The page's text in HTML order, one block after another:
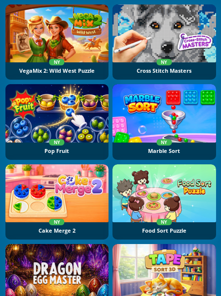
NY
VegaMix 2: Wild West Puzzle
NY
Cross Stitch Masters
NY
Pop Fruit
NY
Marble Sort
NY
Cake Merge 2
NY
Food Sort Puzzle